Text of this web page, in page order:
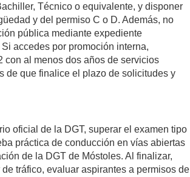
Técnico o equivalente, y disponer
y del permiso C o D. Además, no
pública mediante expediente
accedes por promoción interna,
con al menos dos años de servicios
de que finalice el plazo de solicitudes y
oficial de la DGT, superar el examen tipo
práctica de conducción en vías abiertas
de la DGT de Móstoles. Al finalizar,
tráfico, evaluar aspirantes a permisos de